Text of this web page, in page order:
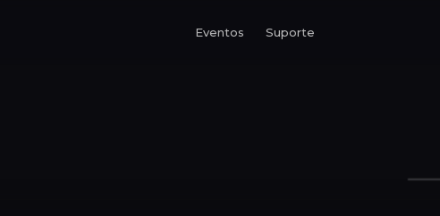
Eventos Suporte